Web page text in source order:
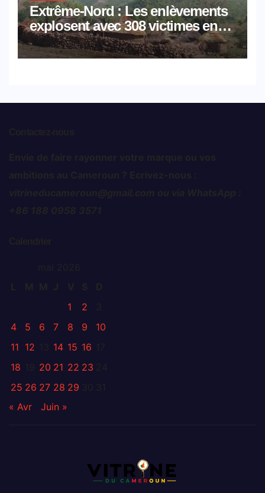
Extrême-Nord : Les enlèvements
explosent avec 308 victimes en
trois mois
1
2
4
5 6 7 8 9
10
11 12 14 15 16
18
20 21 22 23
25 26 27 28 29
« Avr
Juin »